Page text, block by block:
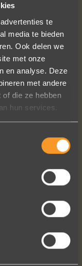
te
media te bieden
Ook delen we
met onze
en analyse. Deze
met andere
die ze hebben
hun services.